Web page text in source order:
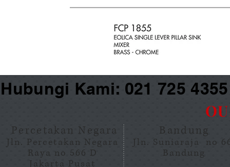
Kami: 021 725
Percetakan Negara
Jln. Percetakan Negara
Raya no 566 D
Jakarta Pusat
Bandung
Jln. Suniaraja no
Bandung